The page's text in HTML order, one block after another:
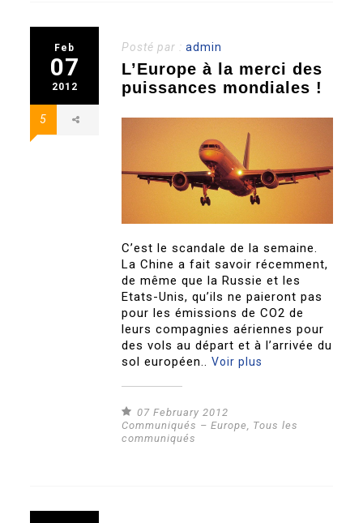
Feb
07
2012
5
Posté par :admin
L’Europe à la merci des
puissances mondiales !
C’est le scandale de la semaine.
La Chine a fait savoir récemment,
de même que la Russie et les
Etats-Unis, qu’ils ne paieront pas
pour les émissions de CO2 de
leurs compagnies aériennes pour
des vols au départ et à l’arrivée du
sol européen..Voir plus
07 February 2012
Communiqués – Europe
Tous les
communiqués